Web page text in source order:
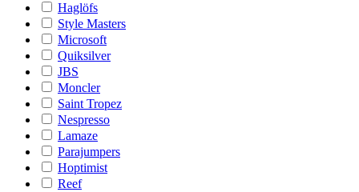
Haglöfs
Style Masters
Microsoft
Quiksilver
JBS
Moncler
Saint Tropez
Nespresso
Lamaze
Parajumpers
Hoptimist
Reef